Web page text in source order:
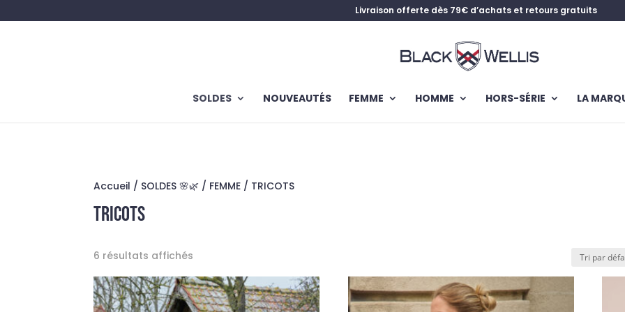
Livraison offerte dès 79€ d’achats et retours gratuits
SOLDES NOUVEAUTÉS FEMME HOMME HORS-SÉRIE LA
Accueil / SOLDES 🌸🌿 / FEMME / TRICOTS
TRICOTS
6 résultats affichés